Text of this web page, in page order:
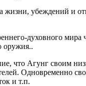
жизни, убеждений
духовного мира
оружия..
что Агунг своим
Одновременно
и т.п.